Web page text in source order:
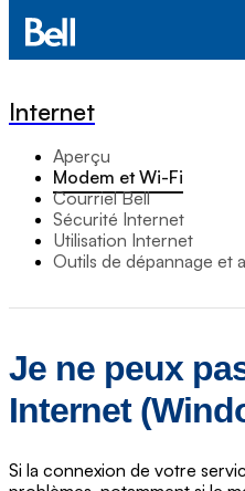
Internet
Aperçu
Modem et Wi-Fi
Courriel Bell
Sécurité Internet
Utilisation Internet
Outils de dépannage et
Je ne peux
Internet
Si la connexion de votre